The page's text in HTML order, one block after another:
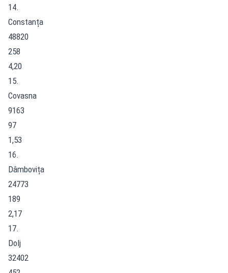
14.
Constanța
48820
258
4,20
15.
Covasna
9163
97
1,53
16.
Dâmbovița
24773
189
2,17
17.
Dolj
32402